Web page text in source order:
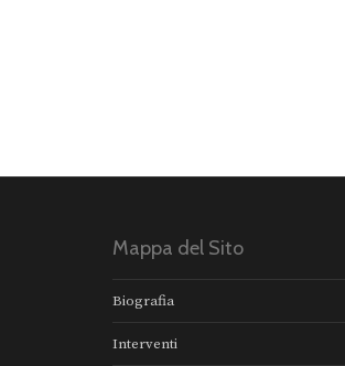
Mappa del Sito
Biografia
Interventi